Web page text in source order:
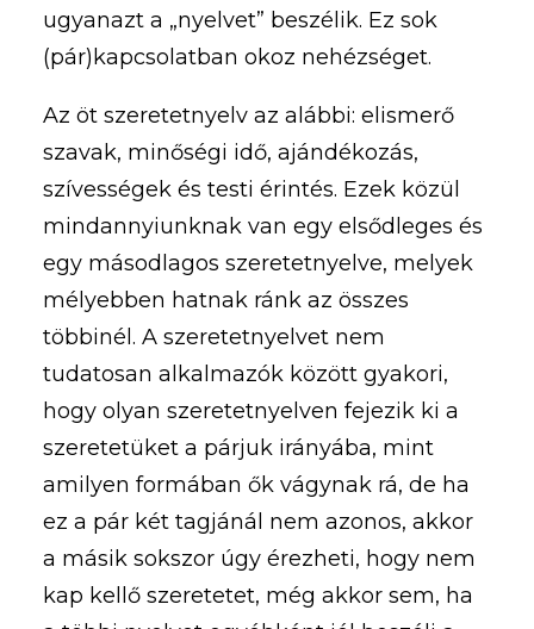
ugyanazt a „nyelvet” beszélik. Ez sok
(pár)kapcsolatban okoz nehézséget.
Az öt szeretetnyelv az alábbi: elismerő
szavak, minőségi idő, ajándékozás,
szívességek és testi érintés. Ezek közül
mindannyiunknak van egy elsődleges és
egy másodlagos szeretetnyelve, melyek
mélyebben hatnak ránk az összes
többinél. A szeretetnyelvet nem
tudatosan alkalmazók között gyakori,
hogy olyan szeretetnyelven fejezik ki a
szeretetüket a párjuk irányába, mint
amilyen formában ők vágynak rá, de ha
ez a pár két tagjánál nem azonos, akkor
a másik sokszor úgy érezheti, hogy nem
kap kellő szeretetet, még akkor sem, ha